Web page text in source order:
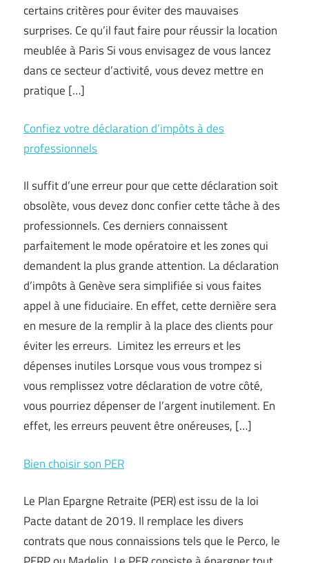
certains critères pour éviter des mauvaises
surprises. Ce qu’il faut faire pour réussir la location
meublée à Paris Si vous envisagez de vous lancez
dans ce secteur d’activité, vous devez mettre en
pratique […]
Confiez votre déclaration d’impôts à des
professionnels
Il suffit d’une erreur pour que cette déclaration soit
obsolète, vous devez donc confier cette tâche à des
professionnels. Ces derniers connaissent
parfaitement le mode opératoire et les zones qui
demandent la plus grande attention. La déclaration
d’impôts à Genève sera simplifiée si vous faites
appel à une fiduciaire. En effet, cette dernière sera
en mesure de la remplir à la place des clients pour
éviter les erreurs. Limitez les erreurs et les
dépenses inutiles Lorsque vous vous trompez si
vous remplissez votre déclaration de votre côté,
vous pourriez dépenser de l’argent inutilement. En
effet, les erreurs peuvent être onéreuses, […]
Bien choisir son PER
Le Plan Epargne Retraite (PER) est issu de la loi
Pacte datant de 2019. Il remplace les divers
contrats que nous connaissions tels que le Perco, le